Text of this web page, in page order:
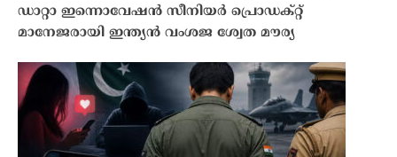
ഡാറ്റാ ഇന്നൊവേഷൻ സീനിയർ പ്രൊഡക്റ്റ്
മാനേജരായി ഇന്ത്യൻ വംശജ ശ്വേത മൗര്യ